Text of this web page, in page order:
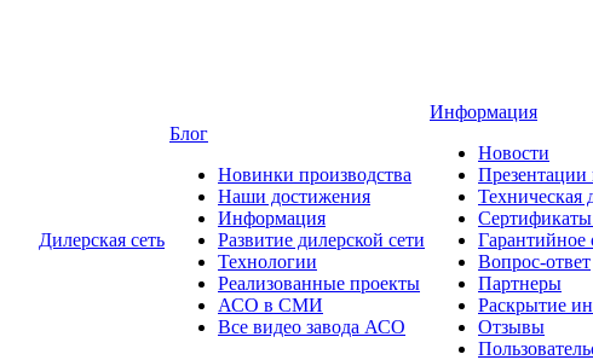
Дилерская сеть
Блог
Новинки производства
Наши достижения
Информация
Развитие дилерской сети
Технологии
Реализованные проекты
АСО в СМИ
Все видео завода АСО
Информация
Новости
Техническая
Сертификаты
Гарантийное
Вопрос-ответ
Партнеры
Раскрытие
Отзывы